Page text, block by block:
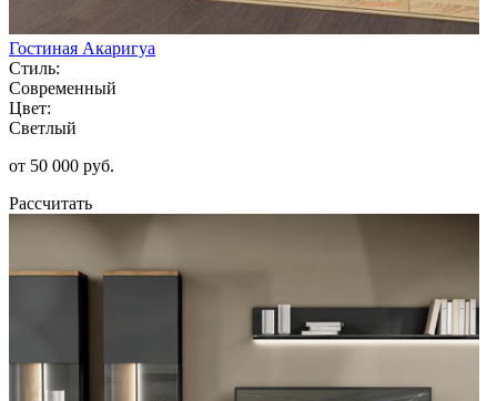
Гостиная Акаригуа
Стиль:
Современный
Цвет:
Светлый
от 50 000 руб.
Рассчитать